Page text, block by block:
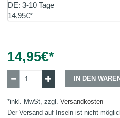
DE: 3-10 Tage
14,95€*
14,95€*
IN DEN
*inkl. MwSt, zzgl. Versandkosten
Der Versand auf Inseln ist nicht